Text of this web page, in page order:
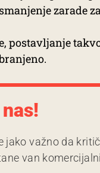
zarade
postavljanje
jako važno da
van